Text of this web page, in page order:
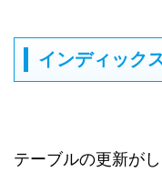
インディック
テーブルの更新が